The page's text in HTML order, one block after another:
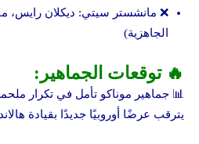
❌ مانشستر سيتي: ديكلان رايس،
الجاهزية)
🔥 توقعات الجماهير:
يترقب عرضًا أوروبيًا جديدًا بقيادة